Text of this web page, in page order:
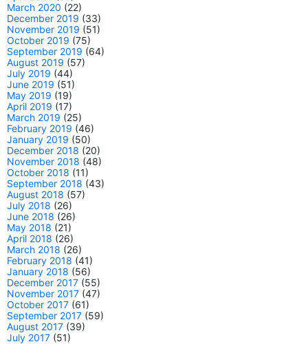
March 2020 (22)
December 2019 (33)
November 2019 (51)
October 2019 (75)
September 2019 (64)
August 2019 (57)
July 2019 (44)
June 2019 (51)
May 2019 (19)
April 2019 (17)
March 2019 (25)
February 2019 (46)
January 2019 (50)
December 2018 (20)
November 2018 (48)
October 2018 (11)
September 2018 (43)
August 2018 (57)
July 2018 (26)
June 2018 (26)
May 2018 (21)
April 2018 (26)
March 2018 (26)
February 2018 (41)
January 2018 (56)
December 2017 (55)
November 2017 (47)
October 2017 (61)
September 2017 (59)
August 2017 (39)
July 2017 (51)